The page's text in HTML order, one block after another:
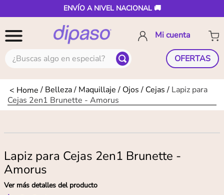
ENVÍO A NIVEL NACIONAL 🚚
¿Buscas algo en especial? OFERTAS
Belleza Maquillaje Ojos Cejas
Lapiz para
Cejas 2en1 Brunette - Amorus
Lapiz para Cejas 2en1 Brunette -
Amorus
Ver más detalles del producto